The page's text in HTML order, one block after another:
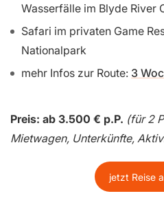
Wasserfälle im Blyde River
Safari im privaten Game
Nationalpark
mehr Infos zur Route: 3
Preis: ab 3.500 € p.P. (für 2
Mietwagen, Unterkünfte,
jetzt Reise